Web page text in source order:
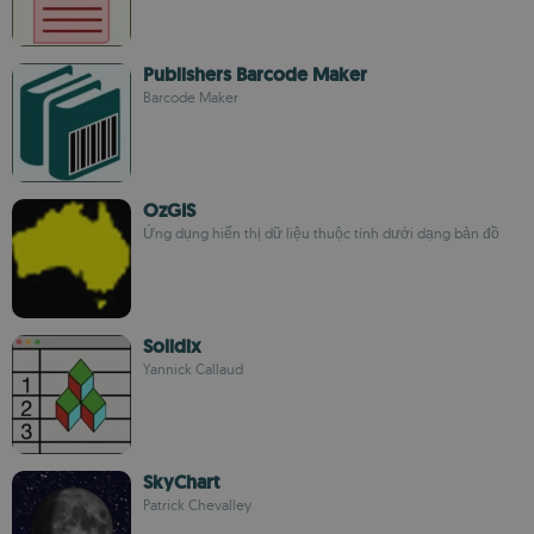
Publishers Barcode Maker
Barcode Maker
OzGIS
Ứng dụng hiển thị dữ liệu thuộc tính dưới dạng bản đồ
Solidix
Yannick Callaud
SkyChart
Patrick Chevalley